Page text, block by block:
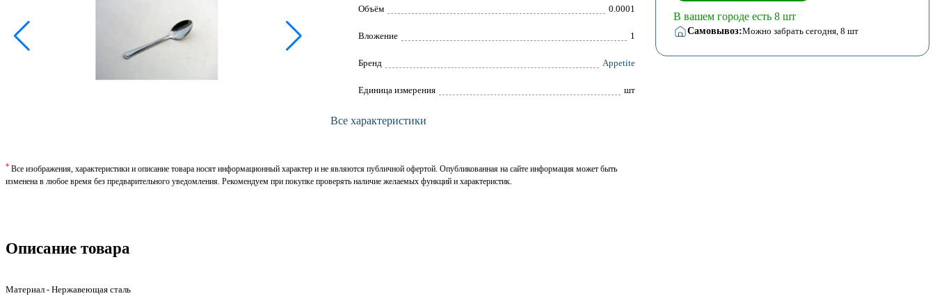
Объём 0.0001
Вложение 1
Брeнд Appetite
Единица измерения шт
Все характеристики
* Все изображения, характеристики и описание товара носят информационный характер и не являются публичной офертой. Опубликованная на сайте информация может быть
изменена в любое время без предварительного уведомления. Рекомендуем при покупке проверять наличие желаемых функций и характеристик.
В вашем городе есть 8 шт
Самовывоз:Можно забрать сегодня, 8 шт
Описание товара
Материал - Нержавеющая сталь